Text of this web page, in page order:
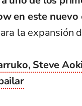
en este nuevo
la expansión
Steve